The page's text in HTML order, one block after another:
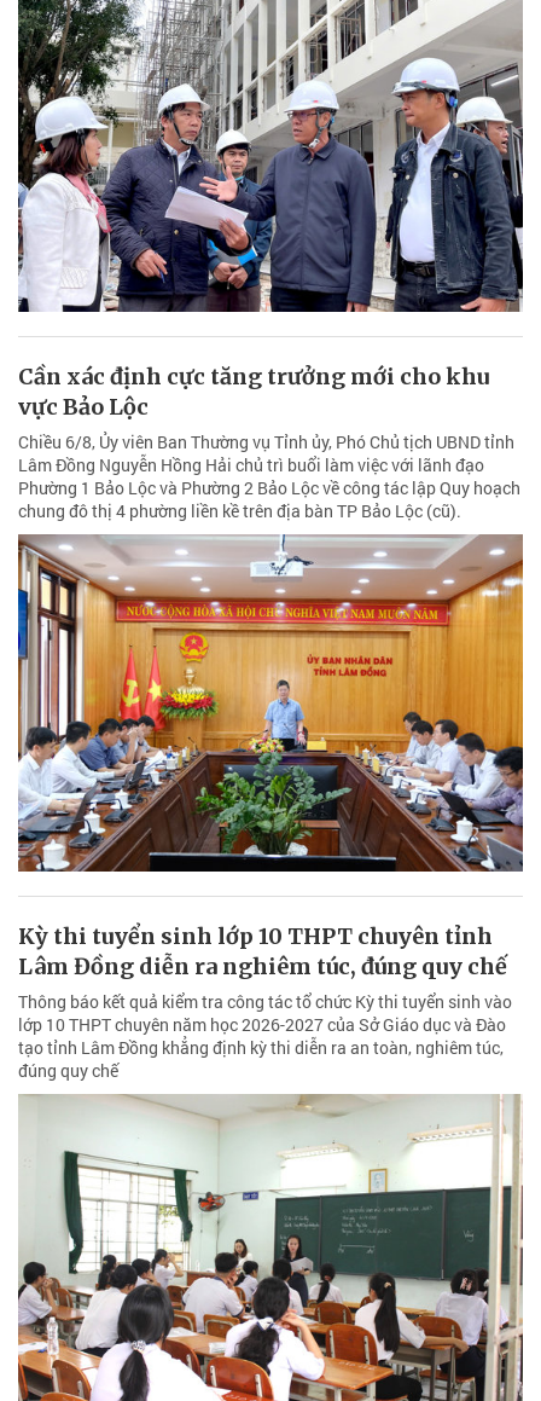
Cần xác định cực tăng trưởng mới cho khu
vực Bảo Lộc
Chiều 6/8, Ủy viên Ban Thường vụ Tỉnh ủy, Phó Chủ tịch UBND tỉnh
Lâm Đồng Nguyễn Hồng Hải chủ trì buổi làm việc với lãnh đạo
Phường 1 Bảo Lộc và Phường 2 Bảo Lộc về công tác lập Quy hoạch
chung đô thị 4 phường liền kề trên địa bàn TP Bảo Lộc (cũ).
Kỳ thi tuyển sinh lớp 10 THPT chuyên tỉnh
Lâm Đồng diễn ra nghiêm túc, đúng quy chế
Thông báo kết quả kiểm tra công tác tổ chức Kỳ thi tuyển sinh vào
lớp 10 THPT chuyên năm học 2026-2027 của Sở Giáo dục và Đào
tạo tỉnh Lâm Đồng khẳng định kỳ thi diễn ra an toàn, nghiêm túc,
đúng quy chế